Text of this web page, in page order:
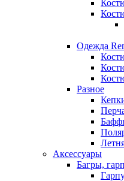
Одежда
Разное
Аксессуары
Багры,